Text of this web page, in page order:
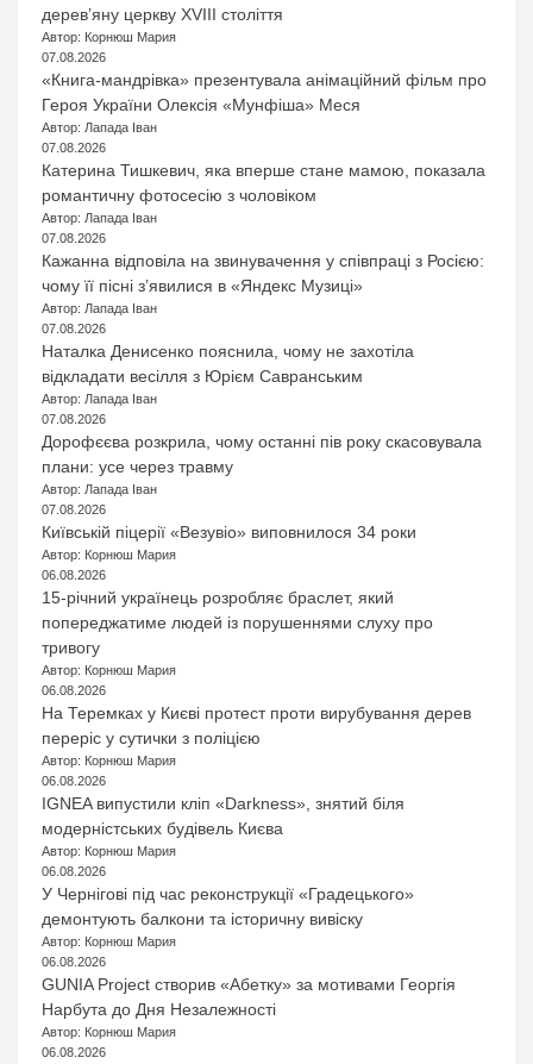
дерев’яну церкву XVIII століття
Автор: Корнюш Мария
07.08.2026
«Книга-мандрівка» презентувала анімаційний фільм про
Героя України Олексія «Мунфіша» Меся
Автор: Лапада Іван
07.08.2026
Катерина Тишкевич, яка вперше стане мамою, показала
романтичну фотосесію з чоловіком
Автор: Лапада Іван
07.08.2026
Кажанна відповіла на звинувачення у співпраці з Росією:
чому її пісні з’явилися в «Яндекс Музиці»
Автор: Лапада Іван
07.08.2026
Наталка Денисенко пояснила, чому не захотіла
відкладати весілля з Юрієм Савранським
Автор: Лапада Іван
07.08.2026
Дорофєєва розкрила, чому останні пів року скасовувала
плани: усе через травму
Автор: Лапада Іван
07.08.2026
Київській піцерії «Везувіо» виповнилося 34 роки
Автор: Корнюш Мария
06.08.2026
15-річний українець розробляє браслет, який
попереджатиме людей із порушеннями слуху про
тривогу
Автор: Корнюш Мария
06.08.2026
На Теремках у Києві протест проти вирубування дерев
переріс у сутички з поліцією
Автор: Корнюш Мария
06.08.2026
IGNEA випустили кліп «Darkness», знятий біля
модерністських будівель Києва
Автор: Корнюш Мария
06.08.2026
У Чернігові під час реконструкції «Градецького»
демонтують балкони та історичну вивіску
Автор: Корнюш Мария
06.08.2026
GUNIA Project створив «Абетку» за мотивами Георгія
Нарбута до Дня Незалежності
Автор: Корнюш Мария
06.08.2026